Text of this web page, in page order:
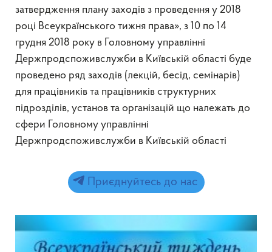
затвердження плану заходів з проведення у 2018
році Всеукраїнського тижня права», з 10 по 14
грудня 2018 року в Головному управлінні
Держпродспоживслужби в Київській області буде
проведено ряд заходів (лекцій, бесід, семінарів)
для працівників та працівників структурних
підрозділів, установ та організацій що належать до
сфери Головному управлінні
Держпродспоживслужби в Київській області
Приєднуйтесь до нас